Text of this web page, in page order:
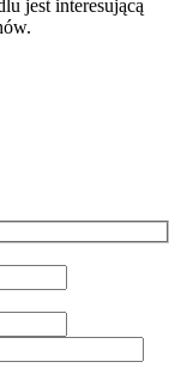
jest interesującą